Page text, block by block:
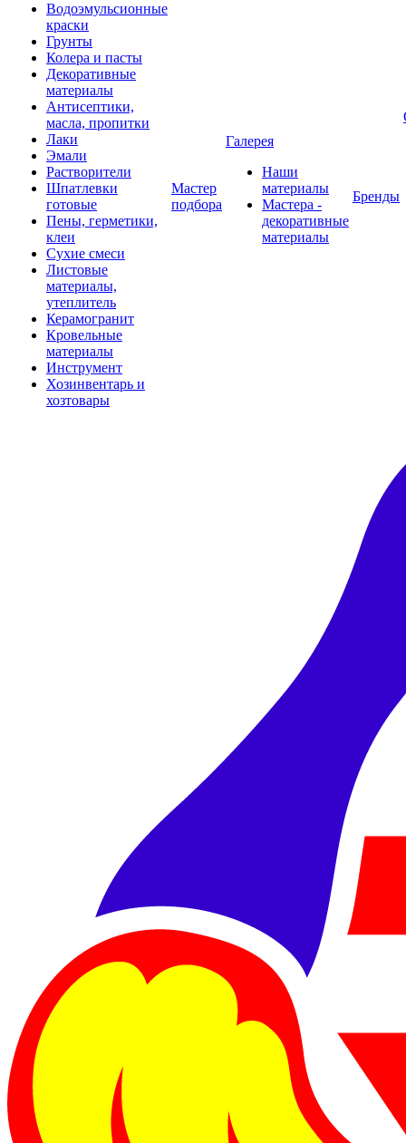
Водоэмульсионные
краски
Грунты
Колера и пасты
Декоративные
материалы
Антисептики,
масла, пропитки
Лаки
Эмали
Растворители
Шпатлевки
готовые
Пены, герметики,
клеи
Сухие смеси
Листовые
материалы,
утеплитель
Керамогранит
Кровельные
материалы
Инструмент
Хозинвентарь и
хозтовары
Мастер
подбора
Галерея
Наши
материалы
Мастера -
декоративные
материалы
Бренды